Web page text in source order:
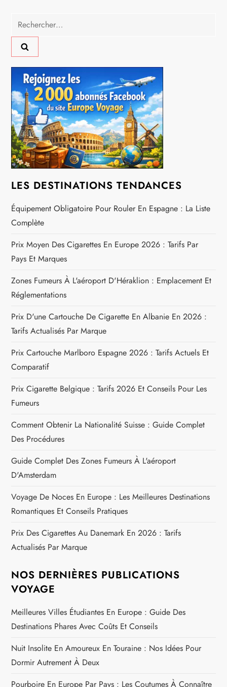
i
o
n
d
e
l
’
a
r
t
i
c
l
e
Rechercher :
LES DESTINATIONS TENDANCES
Équipement Obligatoire Pour Rouler En Espagne : La Liste
Complète
Prix Moyen Des Cigarettes En Europe 2026 : Tarifs Par
Pays Et Marques
Zones Fumeurs À L'aéroport D'Héraklion : Emplacement Et
Réglementations
Prix D'une Cartouche De Cigarette En Albanie En 2026 :
Tarifs Actualisés Par Marque
Prix Cartouche Marlboro Espagne 2026 : Tarifs Actuels Et
Comparatif
Prix Cigarette Belgique : Tarifs 2026 Et Conseils Pour Les
Fumeurs
Comment Obtenir La Nationalité Suisse : Guide Complet
Des Procédures
Guide Complet Des Zones Fumeurs À L'aéroport
D'Amsterdam
Voyage De Noces En Europe : Les Meilleures Destinations
Romantiques Et Conseils Pratiques
Prix Des Cigarettes Au Danemark En 2026 : Tarifs
Actualisés Par Marque
NOS DERNIÈRES PUBLICATIONS
VOYAGE
Meilleures Villes Étudiantes En Europe : Guide Des
Destinations Phares Avec Coûts Et Conseils
Nuit Insolite En Amoureux En Touraine : Nos Idées Pour
Dormir Autrement À Deux
Pourboire En Europe Par Pays : Les Coutumes À Connaître